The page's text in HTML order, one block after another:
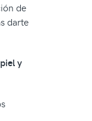
de
darte
y